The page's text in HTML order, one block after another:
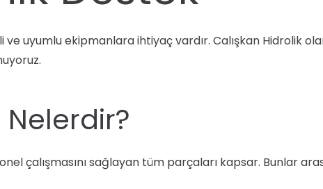
ve uyumlu ekipmanlara ihtiyaç vardır. Calışkan Hidrolik
Nelerdir?
çalışmasını sağlayan tüm parçaları kapsar. Bunlar